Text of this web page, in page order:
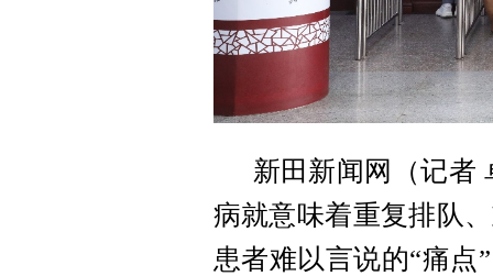
新田新闻网（记者
病就意味着重复排队
患者难以言说的“痛点